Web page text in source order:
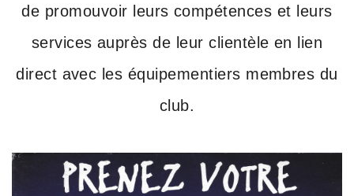
de promouvoir leurs compétences et leurs
services auprès de leur clientèle en lien
direct avec les équipementiers membres du
club.